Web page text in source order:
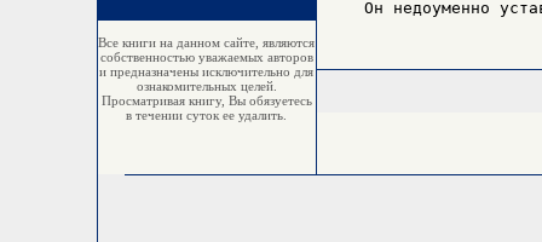
Все книги на данном сайте, являются
собственностью уважаемых авторов
и предназначены исключительно для
ознакомительных целей.
Просматривая книгу, Вы обязуетесь
в течении суток ее удалить.